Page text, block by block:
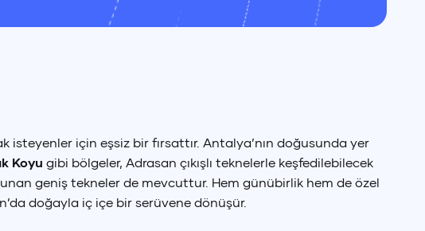
isteyenler için eşsiz bir fırsattır. Antalya’nın doğusunda yer
Koyu gibi bölgeler, Adrasan çıkışlı teknelerle keşfedilebilecek
geniş tekneler de mevcuttur. Hem günübirlik hem de özel
doğayla iç içe bir serüvene dönüşür.